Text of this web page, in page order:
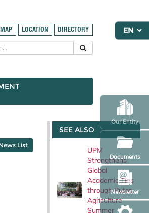
Newsletter
Our Entity
Documents
LOCATION DIRECTORY
List
SEE ALSO
UPM
Strengthens
Global
Academic Ties
through Putra
Agriculture
Summer